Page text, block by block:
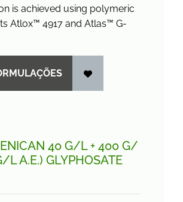
is achieved using polymeric
Atlox™ 4917 and Atlas™ G-
40 G/L + 400 G/
L A.E.) GLYPHOSATE